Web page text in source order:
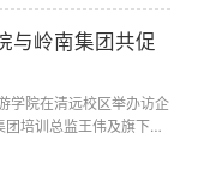
劳卡家具有限公
计专业全体教师赴校友企
人才需求、实习学生培
与岭南集团共促
学院在清远校区举办访企
培训总监王伟及旗下广